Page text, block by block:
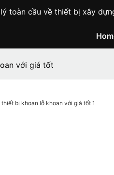
toàn cầu về thiết bị xây
với giá tốt